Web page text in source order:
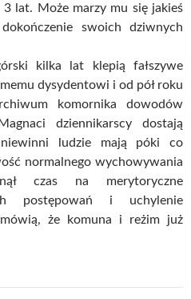
3 lat. Może marzy mu się jakieś
swoich dziwnych
kilka lat klepią fałszywe
dysydentowi i od pół roku
komornika dowodów
dziennikarscy dostają
ludzie mają póki co
normalnego wychowywania
czas na merytoryczne
postępowań i uchylenie
że komuna i reżim już